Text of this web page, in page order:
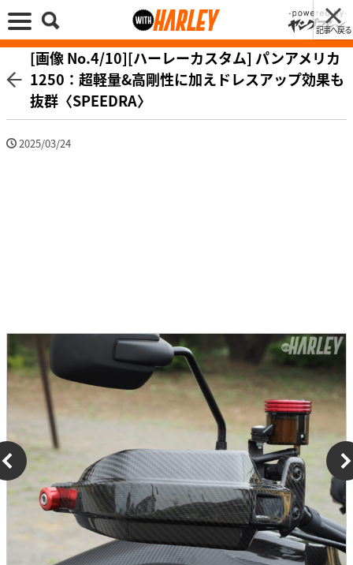
記事へ戻る
[画像 No.4/10][ハーレーカスタム] パンアメリカ
1250：超軽量&高剛性に加えドレスアップ効果も
抜群〈SPEEDRA〉
2025/03/24